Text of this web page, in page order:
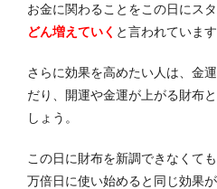
お金に関わることをこの日にスタ
どん増えていく と言われています
さらに効果を高めたい人は、金
だり、開運や金運が上がる財布
しょう。
この日に財布を新調できなくて
万倍日に使い始めると同じ効果が